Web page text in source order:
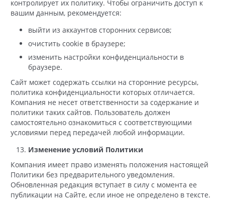
контролирует их политику. Чтобы ограничить доступ к
вашим данным, рекомендуется:
выйти из аккаунтов сторонних сервисов;
очистить cookie в браузере;
изменить настройки конфиденциальности в
браузере.
Сайт может содержать ссылки на сторонние ресурсы,
политика конфиденциальности которых отличается.
Компания не несет ответственности за содержание и
политики таких сайтов. Пользователь должен
самостоятельно ознакомиться с соответствующими
условиями перед передачей любой информации.
Изменение условий Политики
Компания имеет право изменять положения настоящей
Политики без предварительного уведомления.
Обновленная редакция вступает в силу с момента ее
публикации на Сайте, если иное не определено в тексте.